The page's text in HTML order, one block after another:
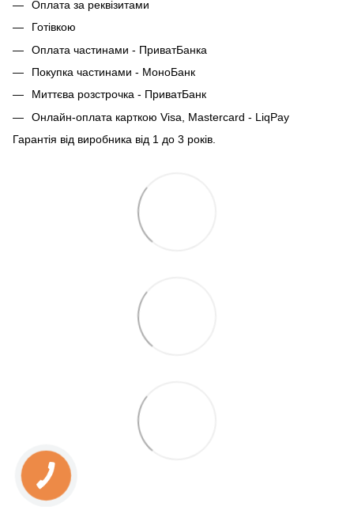
Оплата за реквізитами
Готівкою
Оплата частинами - ПриватБанка
Покупка частинами - МоноБанк
Миттєва розстрочка - ПриватБанк
Онлайн-оплата карткою Visa, Mastercard - LiqPay
Гарантія від виробника від 1 до 3 років.